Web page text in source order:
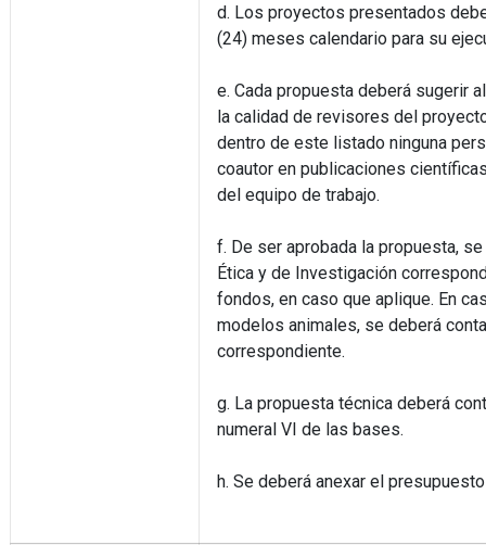
d. Los proyectos presentados
(24) meses calendario para su
e. Cada propuesta deberá sugerir
la calidad de revisores del
dentro de este listado ninguna
coautor en publicaciones
del equipo de trabajo.
f. De ser aprobada la propuesta,
Ética y de Investigación
fondos, en caso que aplique. En
modelos animales, se deberá
correspondiente.
g. La propuesta técnica deberá
numeral VI de las bases.
h. Se deberá anexar el